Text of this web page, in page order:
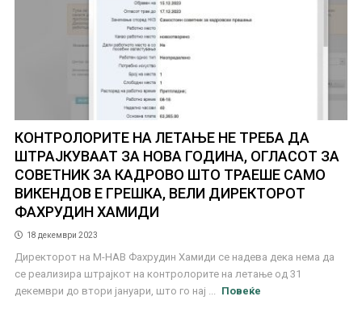
КОНТРОЛОРИТЕ НА ЛЕТАЊЕ НЕ ТРЕБА ДА
ШТРАЈКУВААТ ЗА НОВА ГОДИНА, ОГЛАСОТ ЗА
СОВЕТНИК ЗА КАДРОВО ШТО ТРАЕШЕ САМО
ВИКЕНДОВ Е ГРЕШКА, ВЕЛИ ДИРЕКТОРОТ
ФАХРУДИН ХАМИДИ
18 декември 2023
Директорот на М-НАВ Фахрудин Хамиди се надева дека нема да
се реализира штрајкот на контролорите на летање од 31
декември до втори јануари, што го нај ...
Повеќе